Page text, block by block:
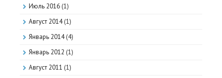
Июль 2016 (1)
Август 2014(1)
Январь 2014(4)
Январь 2012 (1)
Август 2011 (1)